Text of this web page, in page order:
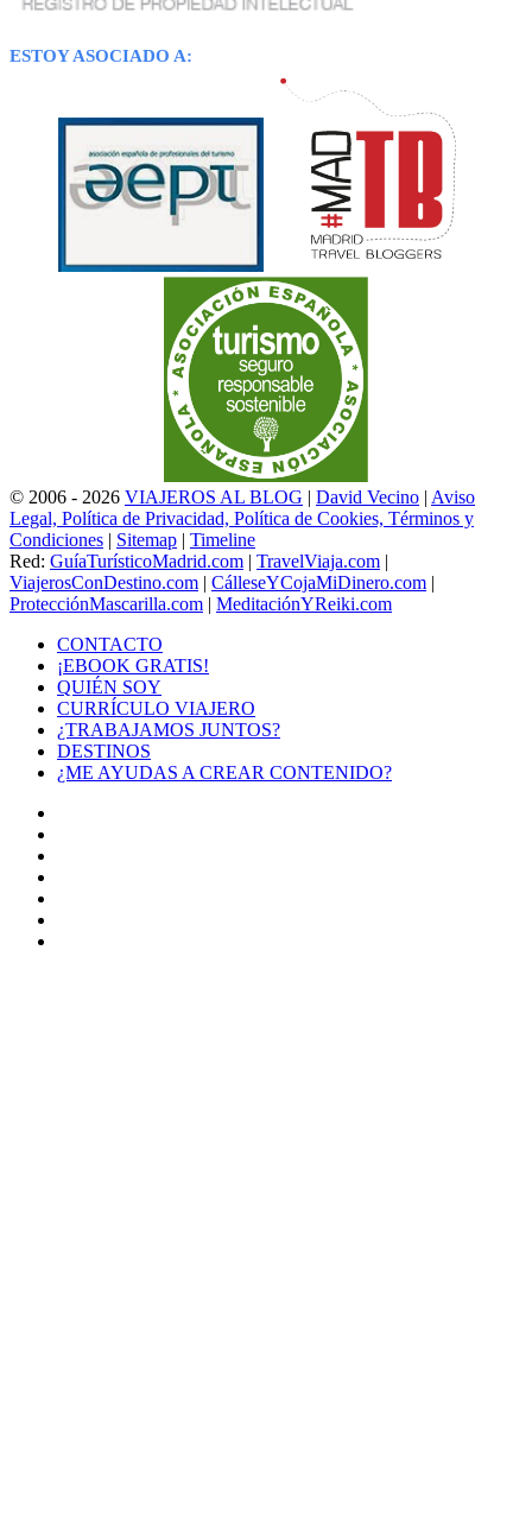
ESTOY ASOCIADO A:
© 2006 - 2026 VIAJEROS AL BLOG | David Vecino | Aviso
Legal, Política de Privacidad, Política de Cookies, Términos y
Condiciones | Sitemap | Timeline
Red: GuíaTurísticoMadrid.com | TravelViaja.com |
ViajerosConDestino.com | CálleseYCojaMiDinero.com |
ProtecciónMascarilla.com | MeditaciónYReiki.com
CONTACTO
¡EBOOK GRATIS!
QUIÉN SOY
CURRÍCULO VIAJERO
¿TRABAJAMOS JUNTOS?
DESTINOS
¿ME AYUDAS A CREAR CONTENIDO?